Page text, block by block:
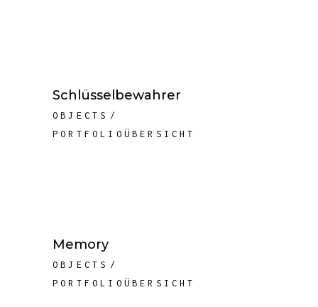
Schlüsselbewahrer
OBJECTS
PORTFOLIOÜBERSICHT
Memory
OBJECTS
PORTFOLIOÜBERSICHT